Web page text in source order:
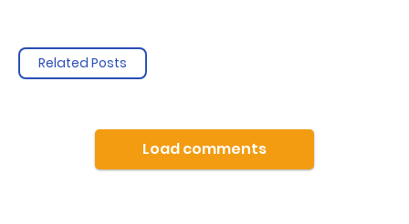
rangsang,hadirkan negara di teras NKRI
Related Posts
Load comments